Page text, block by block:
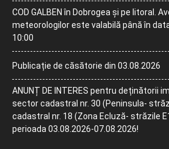
COD GALBEN în Dobrogea și pe litoral.
meteorologilor este valabilă până în
10:00
Publicație de căsătorie din 03.08.2026
ANUNȚ DE INTERES pentru deținătorii
sector cadastral nr. 30 (Peninsula-
cadastral nr. 18 (Zona Ecluză- străzile
perioada 03.08.2026-07.08.2026!